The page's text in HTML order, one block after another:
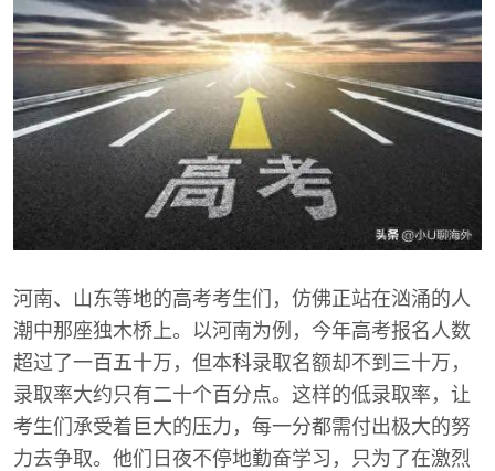
河南、山东等地的高考考生们，仿佛正站在汹涌的人
潮中那座独木桥上。以河南为例，今年高考报名人数
超过了一百五十万，但本科录取名额却不到三十万，
录取率大约只有二十个百分点。这样的低录取率，让
考生们承受着巨大的压力，每一分都需付出极大的努
力去争取。他们日夜不停地勤奋学习，只为了在激烈